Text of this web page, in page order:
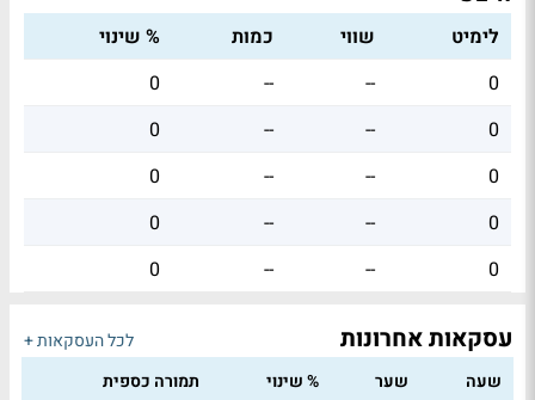
לימיט שווי כמות
% שינוי
0
--
--
0
0
--
--
0
0
--
--
0
0
--
--
0
0
--
--
0
עסקאות אחרונות
לכל העסקאות +
שעה
שער % שינוי
תמורה כספית